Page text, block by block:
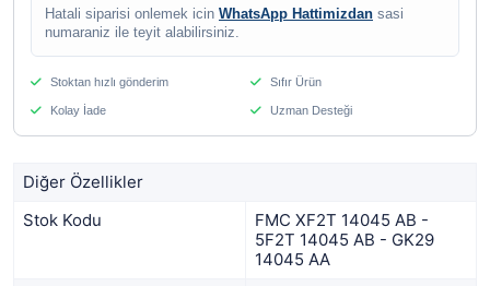
Hatali siparisi onlemek icin WhatsApp Hattimizdan sasi
numaraniz ile teyit alabilirsiniz.
Stoktan hızlı gönderim Sıfır Ürün
Kolay İade Uzman Desteği
Diğer Özellikler
Stok Kodu
FMC XF2T 14045 AB -
5F2T 14045 AB - GK29
14045 AA